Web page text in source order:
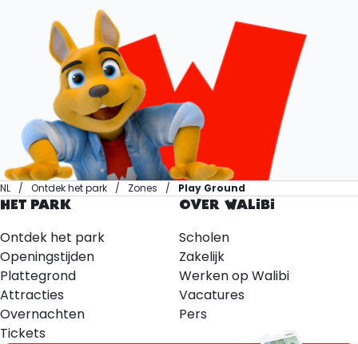
NL Ontdek het park Zones
Play Ground
HET PARK
Ontdek het park
Openingstijden
Plattegrond
Attracties
Overnachten
Tickets
OVER WALIBI
Scholen
Zakelijk
Werken op Walibi
Vacatures
Pers